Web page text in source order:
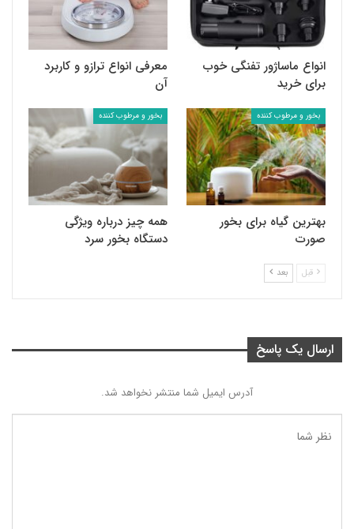
انواع ماساژور تفنگی خوب
برای خرید
معرفی انواع ترازو و کاربرد
آن
بخور و مرطوب کننده
بهترین گیاه برای بخور
صورت
بخور و مرطوب کننده
همه چیز درباره ویژگی
دستگاه بخور سرد
قبل بعد
ارسال یک پاسخ
آدرس ایمیل شما منتشر نخواهد شد.